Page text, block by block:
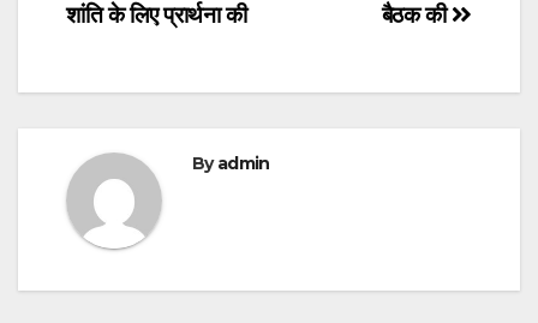
बैठक की
शांति के लिए प्रार्थना की
Byadmin